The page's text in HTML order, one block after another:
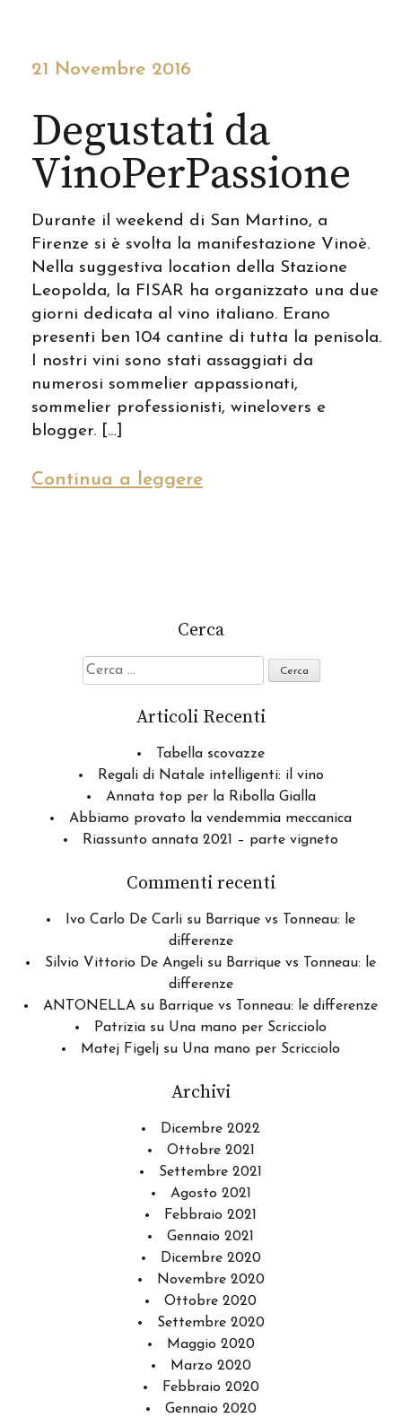
21 Novembre 2016
Degustati da
VinoPerPassione
Durante il weekend di San Martino, a
Firenze si è svolta la manifestazione Vinoè.
Nella suggestiva location della Stazione
Leopolda, la FISAR ha organizzato una due
giorni dedicata al vino italiano. Erano
presenti ben 104 cantine di tutta la penisola.
I nostri vini sono stati assaggiati da
numerosi sommelier appassionati,
sommelier professionisti, winelovers e
blogger. […]
Continua a leggere
Cerca
Ricerca
per:
Articoli Recenti
Tabella scovazze
Regali di Natale intelligenti: il vino
Annata top per la Ribolla Gialla
Abbiamo provato la vendemmia meccanica
Riassunto annata 2021 – parte vigneto
Commenti recenti
Ivo Carlo De Carli su Barrique vs Tonneau: le
differenze
Silvio Vittorio De Angeli su Barrique vs Tonneau: le
differenze
ANTONELLA su Barrique vs Tonneau: le differenze
Patrizia su Una mano per Scricciolo
Matej Figelj su Una mano per Scricciolo
Archivi
Dicembre 2022
Ottobre 2021
Settembre 2021
Agosto 2021
Febbraio 2021
Gennaio 2021
Dicembre 2020
Novembre 2020
Ottobre 2020
Settembre 2020
Maggio 2020
Marzo 2020
Febbraio 2020
Gennaio 2020